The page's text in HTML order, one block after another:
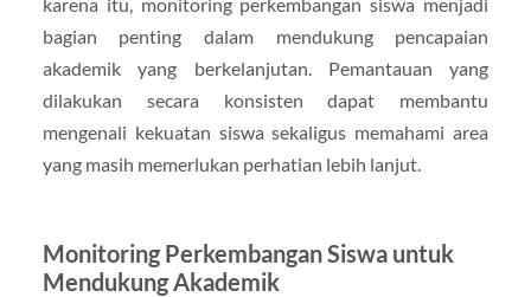
bagian penting dalam mendukung pencapaian
akademik yang berkelanjutan. Pemantauan yang
dilakukan secara konsisten dapat membantu
mengenali kekuatan siswa sekaligus memahami area
yang masih memerlukan perhatian lebih lanjut.
Monitoring Perkembangan Siswa untuk
Mendukung Akademik